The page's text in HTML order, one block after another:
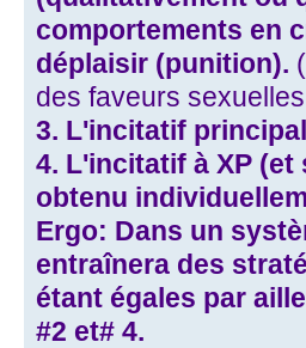
comportements en
déplaisir (punition).
des faveurs
3. L'incitatif
4. L'incitatif à XP
obtenu
Ergo: Dans un
entraînera des
étant égales par
#2 et# 4.